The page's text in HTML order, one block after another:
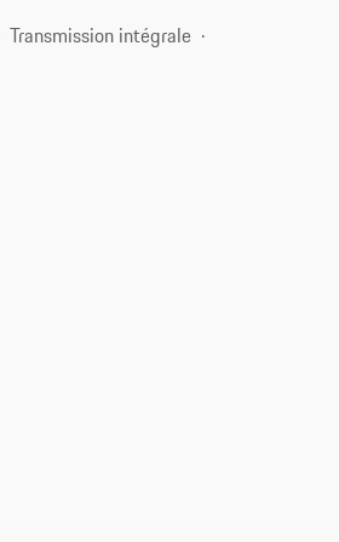
Transmission intégrale